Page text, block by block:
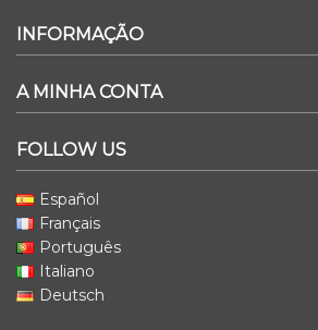
INFORMAÇÃO
A MINHA CONTA
FOLLOW US
Español
Français
Português
Italiano
Deutsch